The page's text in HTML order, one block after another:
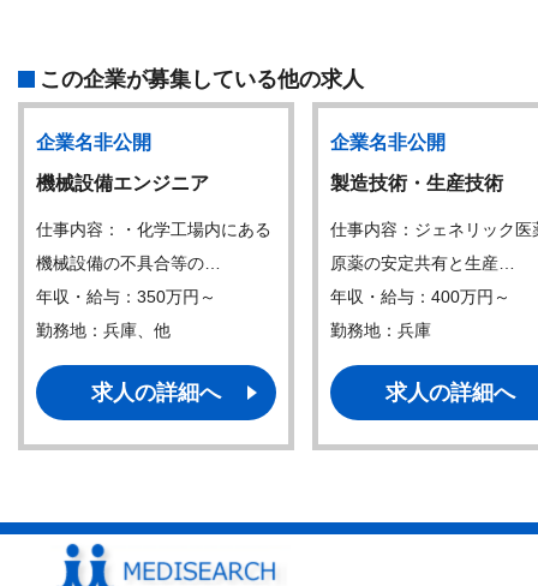
この企業が募集している他の求人
企業名非公開
機械設備エンジニア
仕事内容：・化学工場内にある
機械設備の不具合等の…
年収・給与：350万円～
勤務地：兵庫、他
求人の詳細へ
企業名非公開
製造技術・生産技術
仕事内容：ジェネリック医
原薬の安定共有と生産…
年収・給与：400万円～
勤務地：兵庫
求人の詳細へ